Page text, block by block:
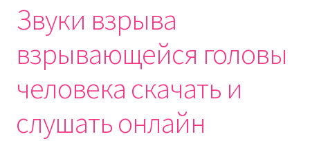
Звуки взрыва
взрывающейся головы
человека скачать и
слушать онлайн